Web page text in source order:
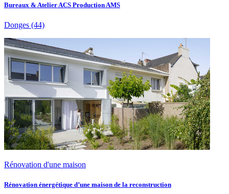
Bureaux & Atelier ACS Production AMS
Donges (44)
Rénovation d'une maison
Rénovation énergétique d’une maison de la reconstruction